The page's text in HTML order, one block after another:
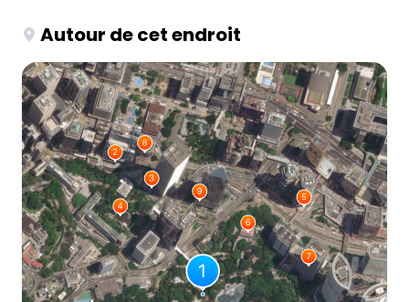
Autour de cet endroit